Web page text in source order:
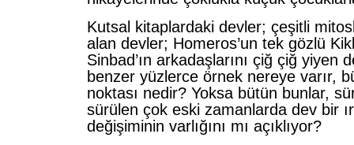
Kutsal kitaplardaki devler; çeşitli
alan devler; Homeros’un tek gözlü
Sinbad’ın arkadaşlarını çiğ çiğ yiyen
benzer yüzlerce örnek nereye varır,
noktası nedir? Yoksa bütün bunlar,
sürülen çok eski zamanlarda dev bir
değişiminin varlığını mı açıklıyor?